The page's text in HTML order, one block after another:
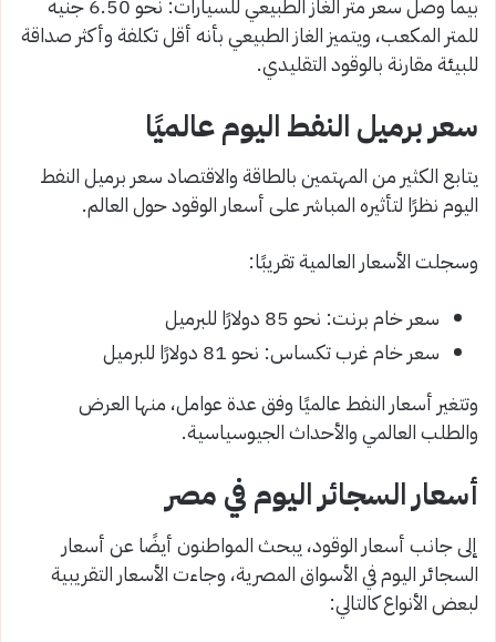
للمتر المكعب، ويتميز الغاز الطبيعي بأنه أقل تكلفة وأكثر صداقة
للبيئة مقارنة بالوقود التقليدي.
سعر برميل النفط اليوم عالميًا
يتابع الكثير من المهتمين بالطاقة والاقتصاد سعر برميل النفط
اليوم نظرًا لتأثيره المباشر على أسعار الوقود حول العالم.
وسجلت الأسعار العالمية تقريبًا:
سعر خام برنت: نحو 85 دولارًا للبرميل
سعر خام غرب تكساس: نحو 81 دولارًا للبرميل
وتتغير أسعار النفط عالميًا وفق عدة عوامل، منها العرض
والطلب العالمي والأحداث الجيوسياسية.
أسعار السجائر اليوم في مصر
إلى جانب أسعار الوقود، يبحث المواطنون أيضًا عن أسعار
السجائر اليوم في الأسواق المصرية، وجاءت الأسعار التقريبية
لبعض الأنواع كالتالي: